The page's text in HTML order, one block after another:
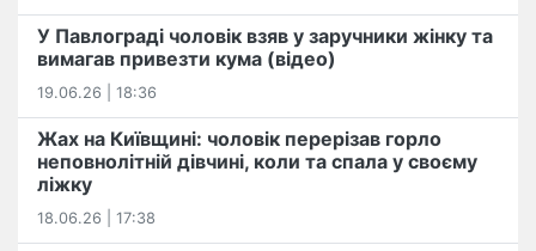
У Павлограді чоловік взяв у заручники жінку та
вимагав привезти кума (відео)
19.06.26 | 18:36
Жах на Київщині: чоловік перерізав горло
неповнолітній дівчині, коли та спала у своєму
ліжку
18.06.26 | 17:38